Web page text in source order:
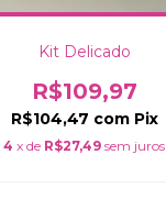
Kit Delicado
R$109,97
R$104,47 com Pix
4 x de R$27,49 sem juros